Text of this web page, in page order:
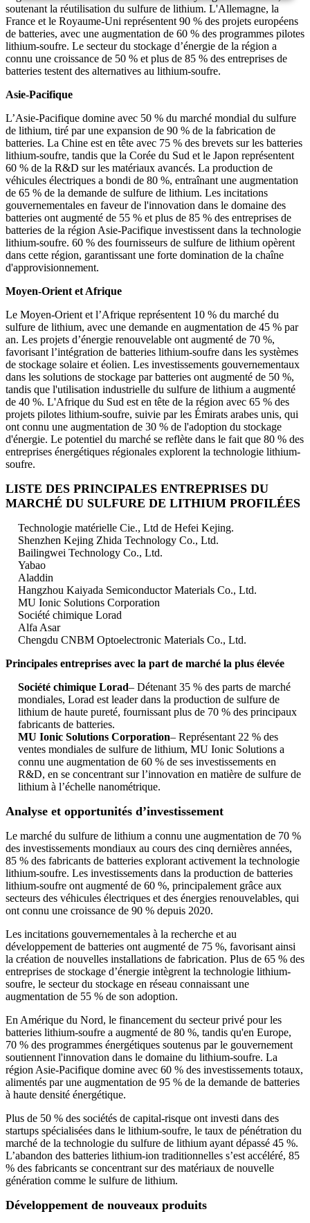
soutenant la réutilisation du sulfure de lithium. L'Allemagne, la
France et le Royaume-Uni représentent 90 % des projets européens
de batteries, avec une augmentation de 60 % des programmes pilotes
lithium-soufre. Le secteur du stockage d’énergie de la région a
connu une croissance de 50 % et plus de 85 % des entreprises de
batteries testent des alternatives au lithium-soufre.
Asie-Pacifique
L’Asie-Pacifique domine avec 50 % du marché mondial du sulfure
de lithium, tiré par une expansion de 90 % de la fabrication de
batteries. La Chine est en tête avec 75 % des brevets sur les batteries
lithium-soufre, tandis que la Corée du Sud et le Japon représentent
60 % de la R&D sur les matériaux avancés. La production de
véhicules électriques a bondi de 80 %, entraînant une augmentation
de 65 % de la demande de sulfure de lithium. Les incitations
gouvernementales en faveur de l'innovation dans le domaine des
batteries ont augmenté de 55 % et plus de 85 % des entreprises de
batteries de la région Asie-Pacifique investissent dans la technologie
lithium-soufre. 60 % des fournisseurs de sulfure de lithium opèrent
dans cette région, garantissant une forte domination de la chaîne
d'approvisionnement.
Moyen-Orient et Afrique
Le Moyen-Orient et l’Afrique représentent 10 % du marché du
sulfure de lithium, avec une demande en augmentation de 45 % par
an. Les projets d’énergie renouvelable ont augmenté de 70 %,
favorisant l’intégration de batteries lithium-soufre dans les systèmes
de stockage solaire et éolien. Les investissements gouvernementaux
dans les solutions de stockage par batteries ont augmenté de 50 %,
tandis que l'utilisation industrielle du sulfure de lithium a augmenté
de 40 %. L'Afrique du Sud est en tête de la région avec 65 % des
projets pilotes lithium-soufre, suivie par les Émirats arabes unis, qui
ont connu une augmentation de 30 % de l'adoption du stockage
d'énergie. Le potentiel du marché se reflète dans le fait que 80 % des
entreprises énergétiques régionales explorent la technologie lithium-
soufre.
LISTE DES PRINCIPALES ENTREPRISES DU
MARCHÉ DU SULFURE DE LITHIUM PROFILÉES
Technologie matérielle Cie., Ltd de Hefei Kejing.
Shenzhen Kejing Zhida Technology Co., Ltd.
Bailingwei Technology Co., Ltd.
Yabao
Aladdin
Hangzhou Kaiyada Semiconductor Materials Co., Ltd.
MU Ionic Solutions Corporation
Société chimique Lorad
Alfa Asar
Chengdu CNBM Optoelectronic Materials Co., Ltd.
Principales entreprises avec la part de marché la plus élevée
Société chimique Lorad– Détenant 35 % des parts de marché
mondiales, Lorad est leader dans la production de sulfure de
lithium de haute pureté, fournissant plus de 70 % des principaux
fabricants de batteries.
MU Ionic Solutions Corporation– Représentant 22 % des
ventes mondiales de sulfure de lithium, MU Ionic Solutions a
connu une augmentation de 60 % de ses investissements en
R&D, en se concentrant sur l’innovation en matière de sulfure de
lithium à l’échelle nanométrique.
Analyse et opportunités d’investissement
Le marché du sulfure de lithium a connu une augmentation de 70 %
des investissements mondiaux au cours des cinq dernières années,
85 % des fabricants de batteries explorant activement la technologie
lithium-soufre. Les investissements dans la production de batteries
lithium-soufre ont augmenté de 60 %, principalement grâce aux
secteurs des véhicules électriques et des énergies renouvelables, qui
ont connu une croissance de 90 % depuis 2020.
Les incitations gouvernementales à la recherche et au
développement de batteries ont augmenté de 75 %, favorisant ainsi
la création de nouvelles installations de fabrication. Plus de 65 % des
entreprises de stockage d’énergie intègrent la technologie lithium-
soufre, le secteur du stockage en réseau connaissant une
augmentation de 55 % de son adoption.
En Amérique du Nord, le financement du secteur privé pour les
batteries lithium-soufre a augmenté de 80 %, tandis qu'en Europe,
70 % des programmes énergétiques soutenus par le gouvernement
soutiennent l'innovation dans le domaine du lithium-soufre. La
région Asie-Pacifique domine avec 60 % des investissements totaux,
alimentés par une augmentation de 95 % de la demande de batteries
à haute densité énergétique.
Plus de 50 % des sociétés de capital-risque ont investi dans des
startups spécialisées dans le lithium-soufre, le taux de pénétration du
marché de la technologie du sulfure de lithium ayant dépassé 45 %.
L’abandon des batteries lithium-ion traditionnelles s’est accéléré, 85
% des fabricants se concentrant sur des matériaux de nouvelle
génération comme le sulfure de lithium.
Développement de nouveaux produits